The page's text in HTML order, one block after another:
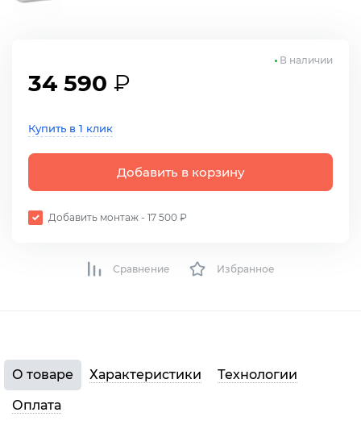
34 590 ₽
Купить в 1 клик
Добавить в корзину
Добавить монтаж - 17 500 ₽
В наличии
Сравнение Избранное
О товаре Характеристики
Технологии
Оплата